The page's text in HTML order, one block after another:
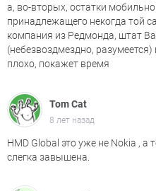
а, во-вторых, остатки
принадлежащего некогда той
компания из Редмонда, штат
(небезвоздмездно,
плохо, покажет время
Tom Cat
8 лет назад
HMD Global это уже не Nokia , а
слегка завышена.